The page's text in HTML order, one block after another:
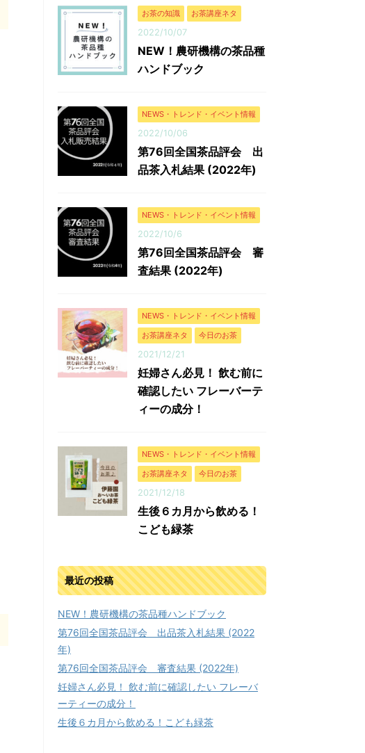
お茶の知識 お茶講座ネタ
2022/10/07
NEW！農研機構の茶品種
ハンドブック
NEWS・トレンド・イベント情報
2022/10/06
第76回全国茶品評会 出
品茶入札結果 (2022年)
NEWS・トレンド・イベント情報
2022/10/6
第76回全国茶品評会 審
査結果 (2022年)
NEWS・トレンド・イベント情報
お茶講座ネタ
今日のお茶
2021/12/21
妊婦さん必見！ 飲む前に
確認したい フレーバーテ
ィーの成分！
NEWS・トレンド・イベント情報
お茶講座ネタ
今日のお茶
2021/12/18
生後６カ月から飲める！
こども緑茶
最近の投稿
NEW！農研機構の茶品種ハンドブック
第76回全国茶品評会 出品茶入札結果 (2022
年)
第76回全国茶品評会 審査結果 (2022年)
妊婦さん必見！ 飲む前に確認したい フレーバ
ーティーの成分！
生後６カ月から飲める！こども緑茶